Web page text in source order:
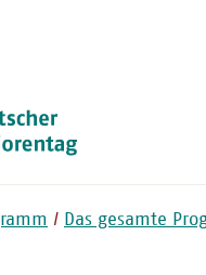
Das gesamte